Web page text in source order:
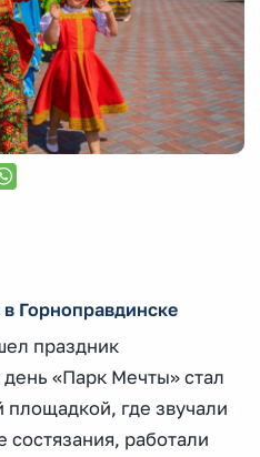
Горноправдинске
праздник
«Парк Мечты» стал
где звучали
работали